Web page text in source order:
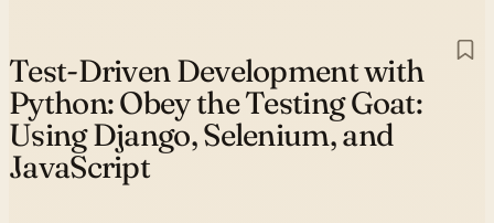
Test-Driven Development with
Python:Obey the Testing Goat:
Using Django, Selenium, and
JavaScript